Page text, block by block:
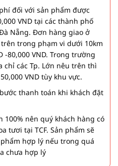
đối với sản phẩm được
VND tại các thành phố
Nẵng. Đơn hàng giao ở
trong phạm vi dưới 10km
-80,000 VND. Trong trường
chỉ các Tp. Lớn nêu trên thì
VND tùy khu vực.
thanh toán khi khách đặt
100% nên quý khách hàng có
tươi tại TCF. Sản phẩm sẽ
hợp lý nếu trong quá
chưa hợp lý